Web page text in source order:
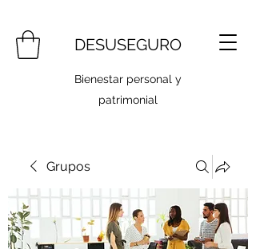
DESUSEGURO
Bienestar personal y
patrimonial
Grupos